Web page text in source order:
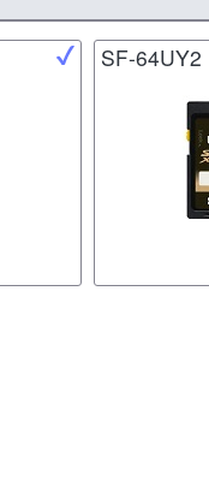
SF-64UY2